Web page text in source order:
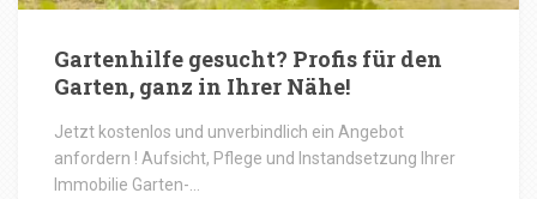
Gartenhilfe gesucht? Profis für den
Garten, ganz in Ihrer Nähe!
Jetzt kostenlos und unverbindlich ein Angebot
anfordern ! Aufsicht, Pflege und Instandsetzung Ihrer
Immobilie Garten-…